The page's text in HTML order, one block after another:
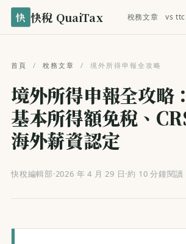
快 快稅 QuaiTax 稅務文章 vs ttc
首頁 / 稅務文章 / 境外所得申報全攻略
境外所得申報全攻略
基本所得額免稅、
海外薪資認定
快稅編輯部·2026 年 4 月 29 日·約 10 分鐘閱讀